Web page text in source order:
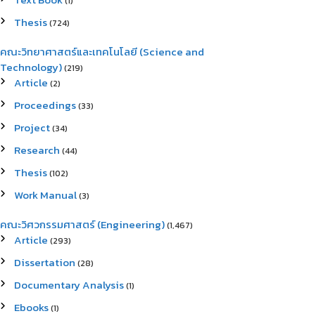
Thesis(724)
คณะวิทยาศาสตร์และเทคโนโลยี (Science and
Technology)(219)
Article (2)
Proceedings(33)
Project(34)
Research (44)
Thesis(102)
Work Manual(3)
คณะวิศวกรรมศาสตร์ (Engineering)(1,467)
Article (293)
Dissertation (28)
Documentary Analysis(1)
Ebooks(1)